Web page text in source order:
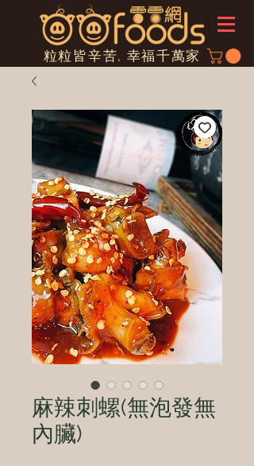
粒粒皆辛苦, 幸福千萬家
麻辣刺螺(無泡發無
內臟)